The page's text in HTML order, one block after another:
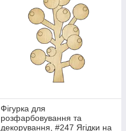
Фігурка для
розфарбовування та
декорування, #247 Ягідки на